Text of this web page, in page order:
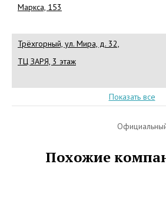
Маркса, 153
Трёхгорный, ул. Мира, д. 32,
ТЦ ЗАРЯ, 3 этаж
Показать все
Похожие